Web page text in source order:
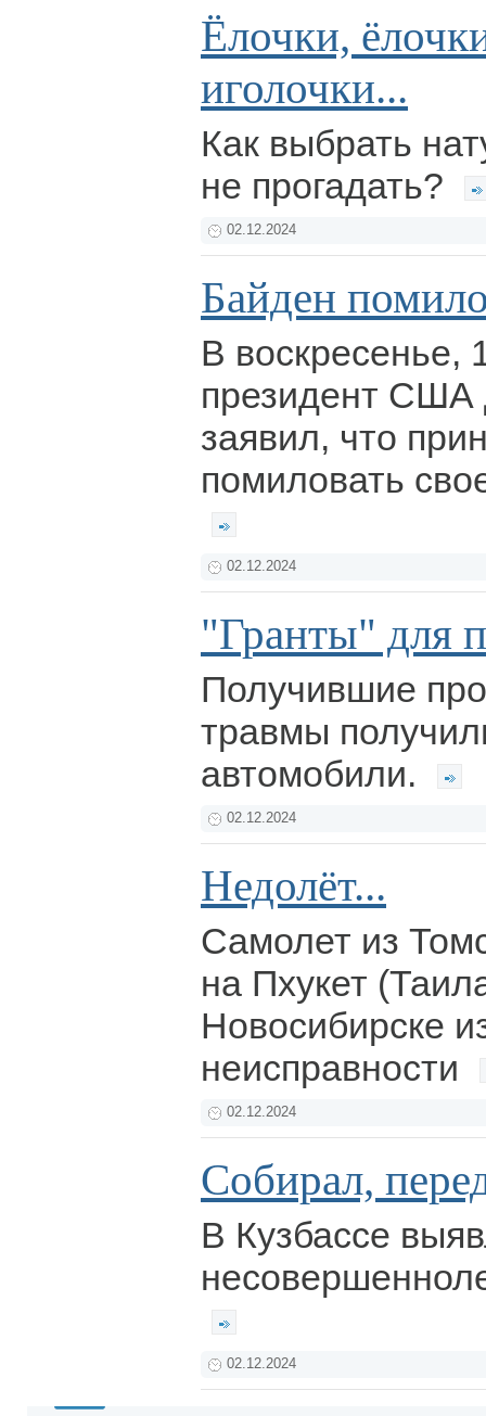
Ёлочки,
иголочки...
Как выбрать
не прогадать?
02.12.2024
Байден
В воскресенье,
президент
заявил, что
помиловать
02.12.2024
"Гранты" для
Получившие
травмы
автомобили.
02.12.2024
Недолёт...
Самолет из
на Пхукет
Новосибирске
неисправности
02.12.2024
Собирал,
В Кузбассе
02.12.2024